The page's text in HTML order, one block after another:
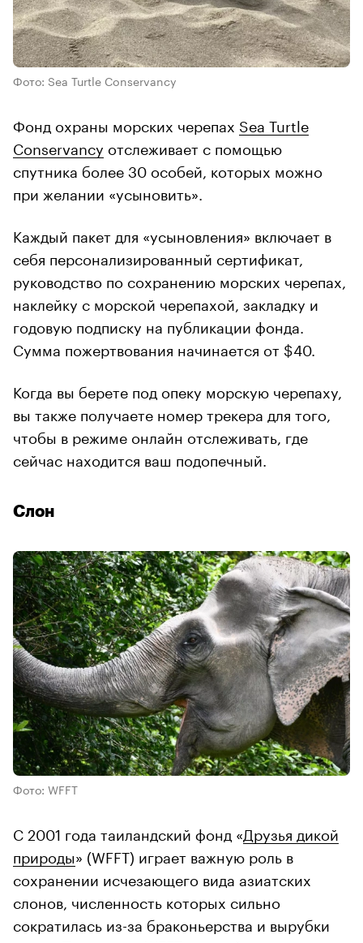
Фото: Sea Turtle Conservancy
Фонд охраны морских черепах Sea Turtle
Conservancy отслеживает с помощью
спутника более 30 особей, которых можно
при желании «усыновить».
Каждый пакет для «усыновления» включает в
себя персонализированный сертификат,
руководство по сохранению морских черепах,
наклейку с морской черепахой, закладку и
годовую подписку на публикации фонда.
Сумма пожертвования начинается от $40.
Когда вы берете под опеку морскую черепаху,
вы также получаете номер трекера для того,
чтобы в режиме онлайн отслеживать, где
сейчас находится ваш подопечный.
Слон
Фото: WFFT
С 2001 года таиландский фонд «Друзья дикой
природы» (WFFT) играет важную роль в
сохранении исчезающего вида азиатских
слонов, численность которых сильно
сократилась из-за браконьерства и вырубки